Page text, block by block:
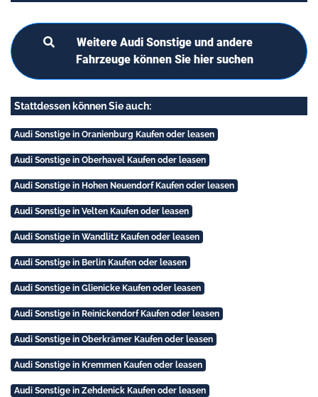
Weitere Audi Sonstige und andere
Fahrzeuge können Sie hier suchen
Stattdessen können Sie auch:
Audi Sonstige in Oranienburg Kaufen oder leasen
Audi Sonstige in Oberhavel Kaufen oder leasen
Audi Sonstige in Hohen Neuendorf Kaufen oder leasen
Audi Sonstige in Velten Kaufen oder leasen
Audi Sonstige in Wandlitz Kaufen oder leasen
Audi Sonstige in Berlin Kaufen oder leasen
Audi Sonstige in Glienicke Kaufen oder leasen
Audi Sonstige in Reinickendorf Kaufen oder leasen
Audi Sonstige in Oberkrämer Kaufen oder leasen
Audi Sonstige in Kremmen Kaufen oder leasen
Audi Sonstige in Zehdenick Kaufen oder leasen